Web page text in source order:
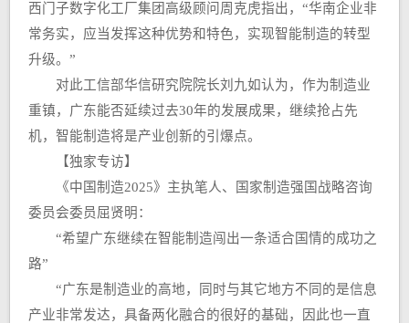
西门子数字化工厂集团高级顾问周克虎指出，“华南企业非
常务实，应当发挥这种优势和特色，实现智能制造的转型
升级。”
对此工信部华信研究院院长刘九如认为，作为制造业
重镇，广东能否延续过去30年的发展成果，继续抢占先
机，智能制造将是产业创新的引爆点。
【独家专访】
《中国制造2025》主执笔人、国家制造强国战略咨询
委员会委员屈贤明：
“希望广东继续在智能制造闯出一条适合国情的成功之
路”
“广东是制造业的高地，同时与其它地方不同的是信息
产业非常发达，具备两化融合的很好的基础，因此也一直